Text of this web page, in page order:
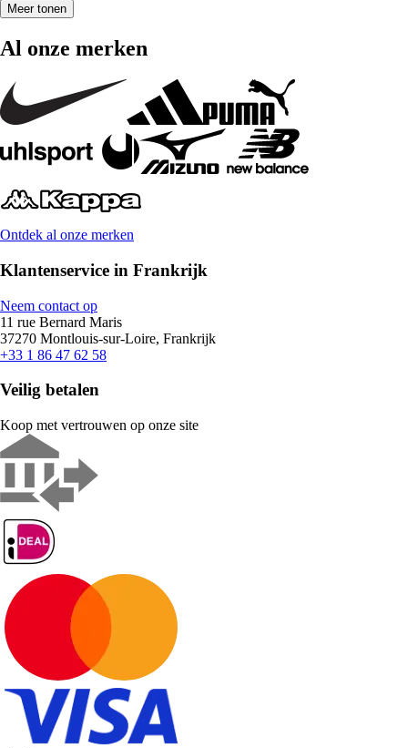
Meer tonen
Al onze merken
Ontdek al onze merken
Klantenservice in Frankrijk
Neem contact op
11 rue Bernard Maris
37270 Montlouis-sur-Loire, Frankrijk
+33 1 86 47 62 58
Veilig betalen
Koop met vertrouwen op onze site